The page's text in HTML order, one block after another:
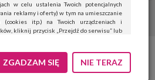
w celu ustalenia Twoich potencjalnych
reklamy i oferty) w tym na umieszczanie
(cookies itp.) na Twoich urządzeniach i
kliknij przycisk „Przejdź do serwisu” lub
kliknij „Nie teraz”.
Możesz edytować zakres zgody, w tym
ZGADZAM SIĘ NIE TERAZ